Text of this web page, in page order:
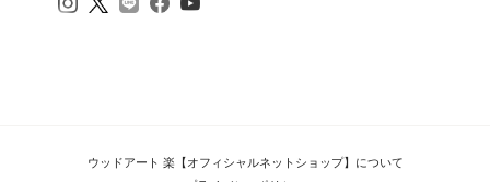
ウッドアート 楽【オフィシャルネットショップ】について